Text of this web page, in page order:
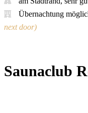
Übernachtung
next door)
Saunaclub